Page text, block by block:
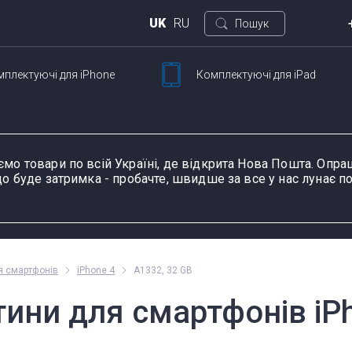
товари по всій Україні, де відкрита Нова Пошта.
затримка - пробачте, швидше за все у нас лунає
UK RU Пошук
блоки живлення для
ноутбука
для iPhone
для смартфонів
Комплектуючі для iPad
планшетів
зарядки планшетів
пристрою, модель або серію
смартфонів iPhone 4 A1332, 32 GB
для смартфонів